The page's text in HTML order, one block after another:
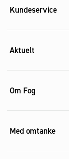
Kundeservice
Aktuelt
Om Fog
Med omtanke